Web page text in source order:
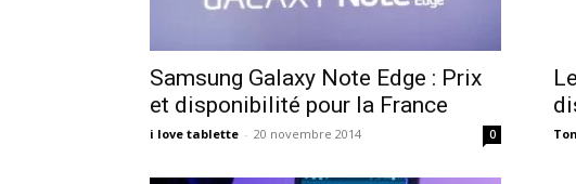
Samsung Galaxy Note Edge : Prix
et disponibilité pour la France
i love tablette - 20 novembre 2014 0